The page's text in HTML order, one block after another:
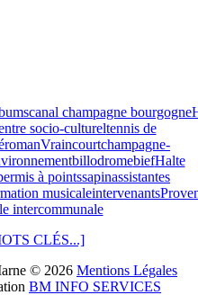
canal champagne bourgogne
socio-cultureltennis de
romanVraincourtchampagne-
billodromebiefHalte
à pointssapinassistantes
musicaleintervenants
intercommunale
CLÉS...]
© 2026 Mentions Légales
BM INFO SERVICES